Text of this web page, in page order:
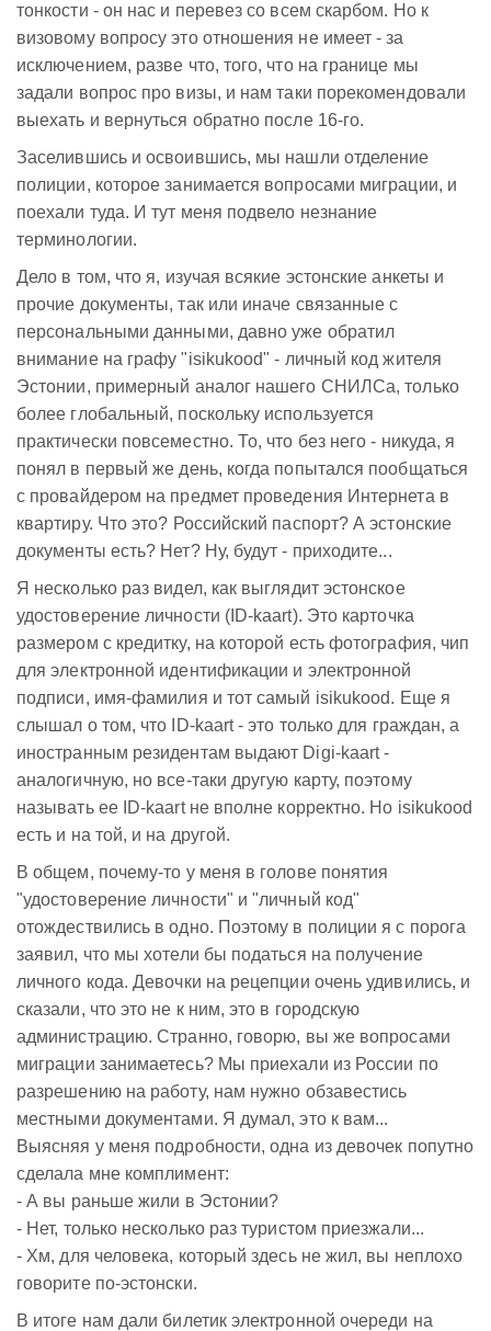
тонкости - он нас и перевез со всем скарбом. Но к
визовому вопросу это отношения не имеет - за
исключением, разве что, того, что на границе мы
задали вопрос про визы, и нам таки порекомендовали
выехать и вернуться обратно после 16-го.
Заселившись и освоившись, мы нашли отделение
полиции, которое занимается вопросами миграции, и
поехали туда. И тут меня подвело незнание
терминологии.
Дело в том, что я, изучая всякие эстонские анкеты и
прочие документы, так или иначе связанные с
персональными данными, давно уже обратил
внимание на графу "isikukood" - личный код жителя
Эстонии, примерный аналог нашего СНИЛСа, только
более глобальный, поскольку используется
практически повсеместно. То, что без него - никуда, я
понял в первый же день, когда попытался пообщаться
с провайдером на предмет проведения Интернета в
квартиру. Что это? Российский паспорт? А эстонские
документы есть? Нет? Ну, будут - приходите...
Я несколько раз видел, как выглядит эстонское
удостоверение личности (ID-kaart). Это карточка
размером с кредитку, на которой есть фотография, чип
для электронной идентификации и электронной
подписи, имя-фамилия и тот самый isikukood. Еще я
слышал о том, что ID-kaart - это только для граждан, а
иностранным резидентам выдают Digi-kaart -
аналогичную, но все-таки другую карту, поэтому
называть ее ID-kaart не вполне корректно. Но isikukood
есть и на той, и на другой.
В общем, почему-то у меня в голове понятия
"удостоверение личности" и "личный код"
отождествились в одно. Поэтому в полиции я с порога
заявил, что мы хотели бы податься на получение
личного кода. Девочки на рецепции очень удивились, и
сказали, что это не к ним, это в городскую
администрацию. Странно, говорю, вы же вопросами
миграции занимаетесь? Мы приехали из России по
разрешению на работу, нам нужно обзавестись
местными документами. Я думал, это к вам...
Выясняя у меня подробности, одна из девочек попутно
сделала мне комплимент:
- А вы раньше жили в Эстонии?
- Нет, только несколько раз туристом приезжали...
- Хм, для человека, который здесь не жил, вы неплохо
говорите по-эстонски.
В итоге нам дали билетик электронной очереди на